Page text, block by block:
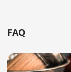
Проте часто
чоловічий
волоссям
обмежується
FAQ